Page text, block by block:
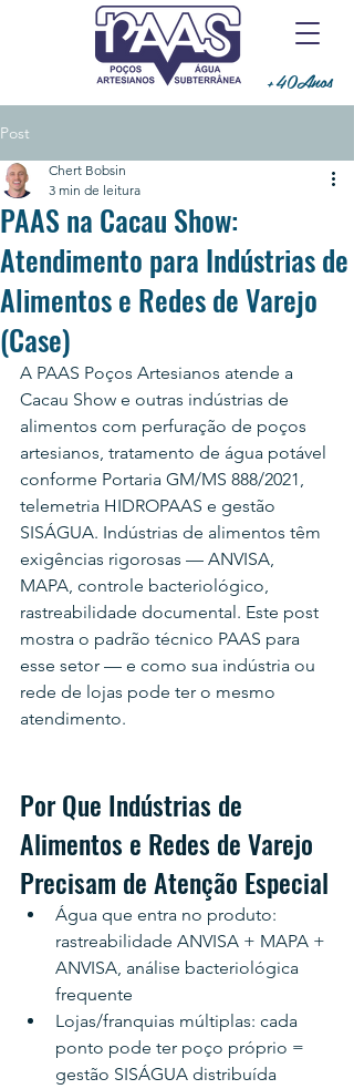
+40Anos
Post
PAAS na Cacau Show:
Atendimento para Indústrias de
Alimentos e Redes de Varejo
(Case)
Chert Bobsin
3 min de leitura
A PAAS Poços Artesianos atende a
Cacau Show e outras indústrias de
alimentos com perfuração de poços
artesianos, tratamento de água potável
conforme Portaria GM/MS 888/2021,
telemetria HIDROPAAS e gestão
SISÁGUA. Indústrias de alimentos têm
exigências rigorosas — ANVISA,
MAPA, controle bacteriológico,
rastreabilidade documental. Este post
mostra o padrão técnico PAAS para
esse setor — e como sua indústria ou
rede de lojas pode ter o mesmo
atendimento.
Por Que Indústrias de
Alimentos e Redes de Varejo
Precisam de Atenção Especial
Água que entra no produto:
rastreabilidade ANVISA + MAPA +
ANVISA, análise bacteriológica
frequente
Lojas/franquias múltiplas: cada
ponto pode ter poço próprio =
gestão SISÁGUA distribuída